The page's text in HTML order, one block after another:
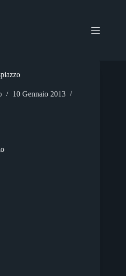
10 Gennaio 2013